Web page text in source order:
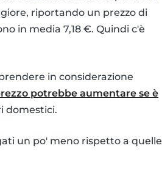
riportando un prezzo di
in media 7,18 €. Quindi c'è
in considerazione
potrebbe aumentare se è
domestici.
un po' meno rispetto a quelle